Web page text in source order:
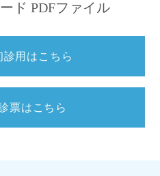
ド PDFファイル
診用はこちら
票はこちら